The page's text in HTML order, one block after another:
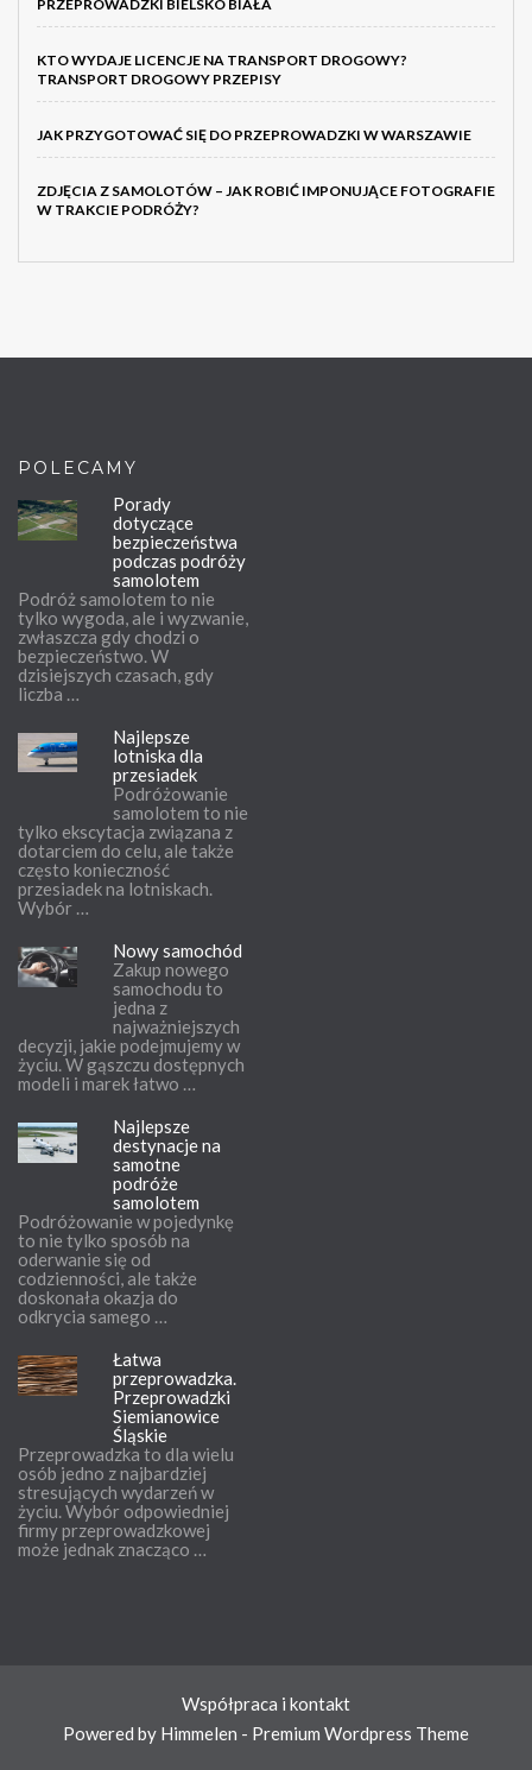
PRZEPROWADZKI BIELSKO BIAŁA
KTO WYDAJE LICENCJE NA TRANSPORT DROGOWY?
TRANSPORT DROGOWY PRZEPISY
JAK PRZYGOTOWAĆ SIĘ DO PRZEPROWADZKI W WARSZAWIE
ZDJĘCIA Z SAMOLOTÓW – JAK ROBIĆ IMPONUJĄCE FOTOGRAFIE
W TRAKCIE PODRÓŻY?
POLECAMY
Porady
dotyczące
bezpieczeństwa
podczas podróży
samolotem
Podróż samolotem to nie
tylko wygoda, ale i wyzwanie,
zwłaszcza gdy chodzi o
bezpieczeństwo. W
dzisiejszych czasach, gdy
liczba …
Najlepsze
lotniska dla
przesiadek
Podróżowanie
samolotem to nie
tylko ekscytacja związana z
dotarciem do celu, ale także
często konieczność
przesiadek na lotniskach.
Wybór …
Nowy samochód
Zakup nowego
samochodu to
jedna z
najważniejszych
decyzji, jakie podejmujemy w
życiu. W gąszczu dostępnych
modeli i marek łatwo …
Najlepsze
destynacje na
samotne
podróże
samolotem
Podróżowanie w pojedynkę
to nie tylko sposób na
oderwanie się od
codzienności, ale także
doskonała okazja do
odkrycia samego …
Łatwa
przeprowadzka.
Przeprowadzki
Siemianowice
Śląskie
Przeprowadzka to dla wielu
osób jedno z najbardziej
stresujących wydarzeń w
życiu. Wybór odpowiedniej
firmy przeprowadzkowej
może jednak znacząco …
Współpraca i kontakt
Powered by Himmelen - Premium Wordpress Theme